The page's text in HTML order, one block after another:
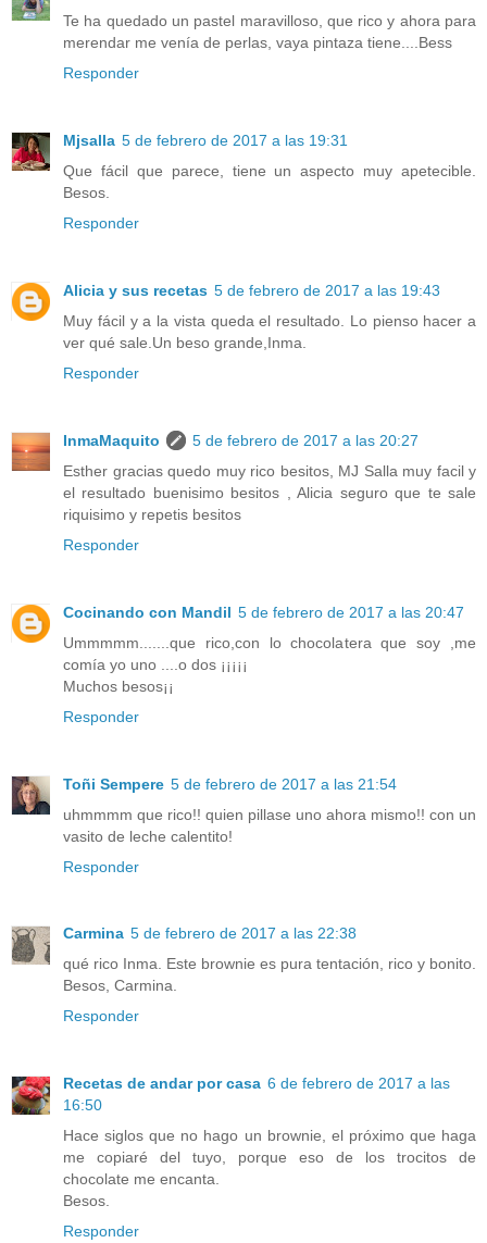
Te ha quedado un pastel maravilloso, que rico y ahora para
merendar me venía de perlas, vaya pintaza tiene....Bess
Responder
Mjsalla 5 de febrero de 2017 a las 19:31
Que fácil que parece, tiene un aspecto muy apetecible.
Besos.
Responder
Alicia y sus recetas 5 de febrero de 2017 a las 19:43
Muy fácil y a la vista queda el resultado. Lo pienso hacer a
ver qué sale.Un beso grande,Inma.
Responder
InmaMaquito
5 de febrero de 2017 a las 20:27
Esther gracias quedo muy rico besitos, MJ Salla muy facil y
el resultado buenisimo besitos , Alicia seguro que te sale
riquisimo y repetis besitos
Responder
Cocinando con Mandil 5 de febrero de 2017 a las 20:47
Ummmmm.......que rico,con lo chocolatera que soy ,me
comía yo uno ....o dos ¡¡¡¡¡
Muchos besos¡¡
Responder
Toñi Sempere 5 de febrero de 2017 a las 21:54
uhmmmm que rico!! quien pillase uno ahora mismo!! con un
vasito de leche calentito!
Responder
Carmina 5 de febrero de 2017 a las 22:38
qué rico Inma. Este brownie es pura tentación, rico y bonito.
Besos, Carmina.
Responder
Recetas de andar por casa 6 de febrero de 2017 a las
16:50
Hace siglos que no hago un brownie, el próximo que haga
me copiaré del tuyo, porque eso de los trocitos de
chocolate me encanta.
Besos.
Responder